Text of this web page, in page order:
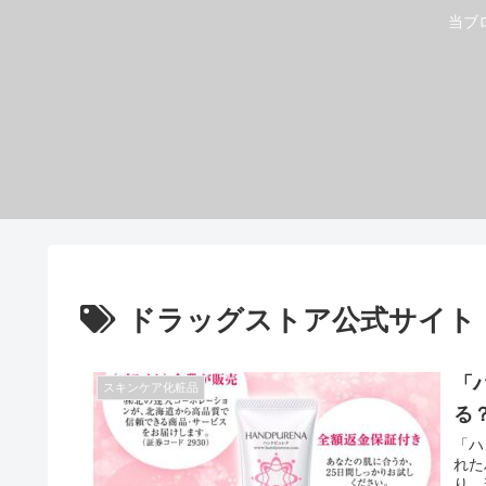
当ブ
ドラッグストア公式サイト
スキンケア化粧品
る
「
れ